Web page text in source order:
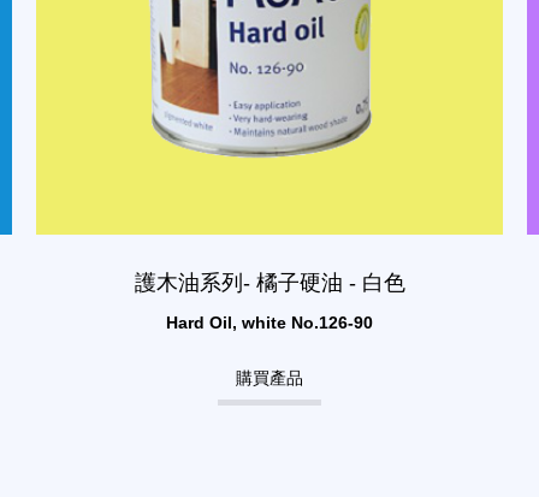
護木油系列- 橘子硬油 - 白色
Hard Oil, white No.126-90
購買產品